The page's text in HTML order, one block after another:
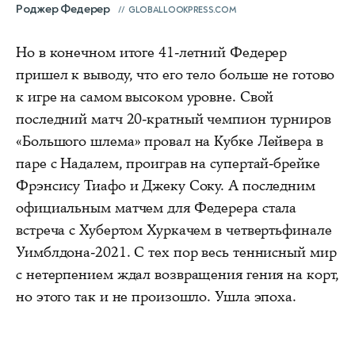
Роджер Федерер GLOBALLOOKPRESS.COM
Но в конечном итоге 41-летний Федерер
пришел к выводу, что его тело больше не готово
к игре на самом высоком уровне. Свой
последний матч 20-кратный чемпион турниров
«Большого шлема» провал на Кубке Лейвера в
паре с Надалем, проиграв на супертай-брейке
Фрэнсису Тиафо и Джеку Соку. А последним
официальным матчем для Федерера стала
встреча с Хубертом Хуркачем в четвертьфинале
Уимблдона-2021. С тех пор весь теннисный мир
с нетерпением ждал возвращения гения на корт,
но этого так и не произошло. Ушла эпоха.